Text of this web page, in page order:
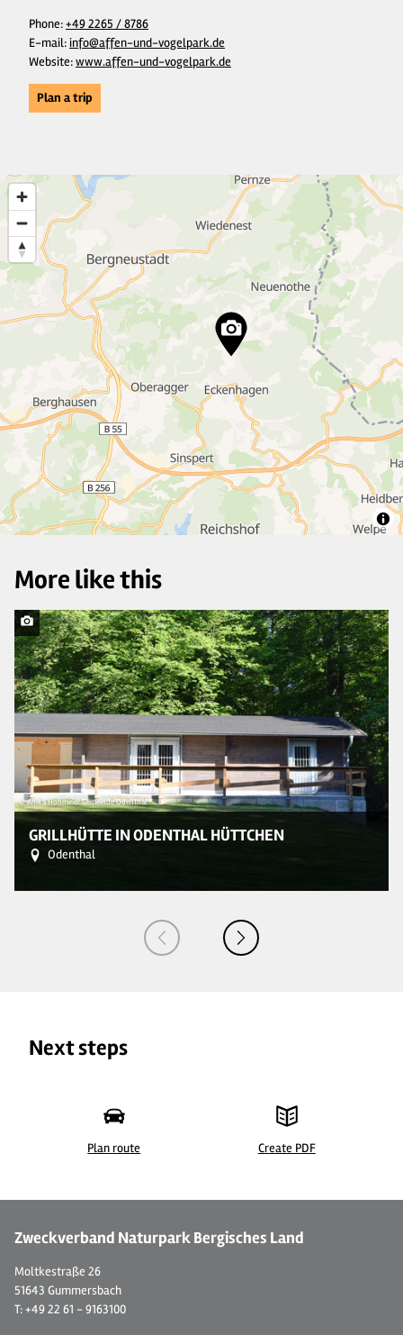
Phone:+49 2265 / 8786
E-mail:info@affen-und-vogelpark.de
Website:www.affen-und-vogelpark.de
Plan a trip
45
15
5 6
3
More like this
© Anika Hohmeier Gemeinde Odenthal
GRILLHÜTTE IN ODENTHAL HÜTTCHEN
Odenthal
Next steps
Plan route Create PDF
Zweckverband Naturpark Bergisches Land
Moltkestraße 26
51643 Gummersbach
T: +49 22 61 - 9163100